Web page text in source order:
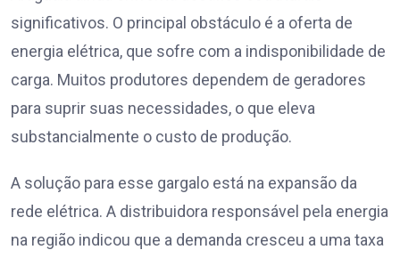
significativos. O principal obstáculo é a oferta de
energia elétrica, que sofre com a indisponibilidade de
carga. Muitos produtores dependem de geradores
para suprir suas necessidades, o que eleva
substancialmente o custo de produção.
A solução para esse gargalo está na expansão da
rede elétrica. A distribuidora responsável pela energia
na região indicou que a demanda cresceu a uma taxa